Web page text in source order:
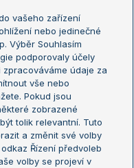
Open
vašeho zařízení
nebo jedinečné
Výběr Souhlasím
podporovaly účely
údaje za
vše nebo
Pokud jsou
zobrazené
tolik relevantní. Tuto
a změnit své volby
Řízení předvoleb
volby se projeví v